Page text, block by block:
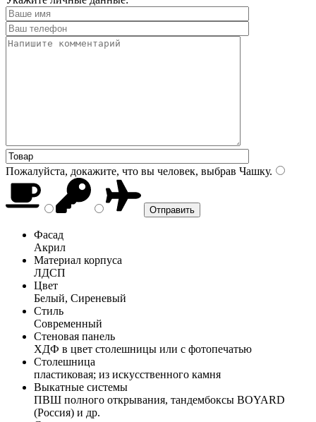
Пожалуйста, докажите, что вы человек, выбрав Чашку.
Фасад
Акрил
Материал корпуса
ЛДСП
Цвет
Белый, Сиреневый
Стиль
Современный
Стеновая панель
ХДФ в цвет столешницы или с фотопечатью
Столешница
пластиковая; из искусственного камня
Выкатные системы
ПВШ полного открывания, тандембоксы BOYARD
(Россия) и др.